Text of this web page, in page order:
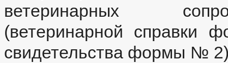
ветеринарных
(ветеринарной
свидетельства формы №